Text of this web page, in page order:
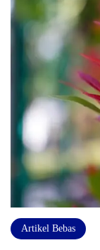
Artikel Bebas